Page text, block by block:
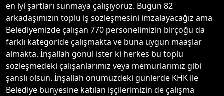
en iyi şartları sunmaya çalışıyoruz. Bugün 82
arkadaşımızın toplu iş sözleşmesini imzalayacağız ama
Belediyemizde çalışan 770 personelimizin birçoğu da
farklı kategoride çalışmakta ve buna uygun maaşlar
almakta. İnşallah gönül ister ki herkes bu toplu
sözleşmedeki çalışanlarımız veya memurlarımız gibi
şanslı olsun. İnşallah önümüzdeki günlerde KHK ile
Belediye bünyesine katılan işçilerimizin de çalışma